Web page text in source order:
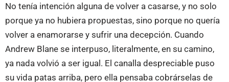
No tenía intención alguna de volver a casarse, y no solo
porque ya no hubiera propuestas, sino porque no quería
volver a enamorarse y sufrir una decepción. Cuando
Andrew Blane se interpuso, literalmente, en su camino,
ya nada volvió a ser igual. El canalla despreciable puso
su vida patas arriba, pero ella pensaba cobrárselas de